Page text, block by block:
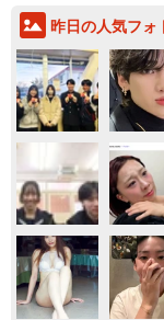
昨日の人気フォ